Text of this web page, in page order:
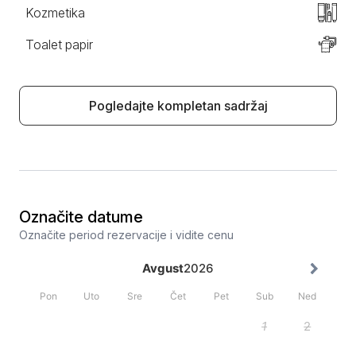
Kozmetika
Toalet papir
Pogledajte kompletan sadržaj
Označite datume
Označite period rezervacije i vidite cenu